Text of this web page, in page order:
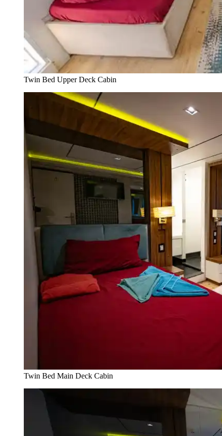
Twin Bed Upper Deck Cabin
Twin Bed Main Deck Cabin